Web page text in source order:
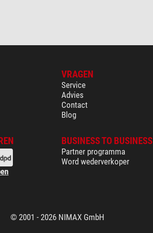
VRAGEN
Service
Advies
Contact
Blog
BUSINESS TO BUSINESS
Partner programma
Word wederverkoper
© 2001 - 2026 NIMAX GmbH